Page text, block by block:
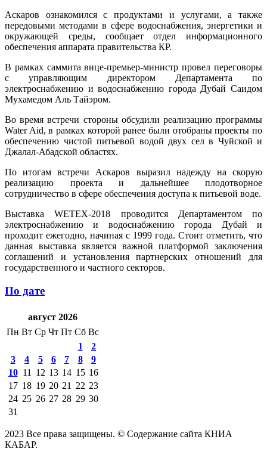
Аскаров ознакомился с продуктами и услугами, а также
передовыми методами в сфере водоснабжения, энергетики и
окружающей среды, сообщает отдел информационного
обеспечения аппарата правительства КР.
В рамках саммита вице-премьер-министр провел переговоры
с управляющим директором Департамента по
электроснабжению и водоснабжению города Дубай Саидом
Мухамедом Аль Тайэром.
Во время встречи стороны обсудили реализацию программы
Water Aid, в рамках которой ранее были отобраны проекты по
обеспечению чистой питьевой водой двух сел в Чуйской и
Джалал-Абадской областях.
По итогам встречи Аскаров выразил надежду на скорую
реализацию проекта и дальнейшее плодотворное
сотрудничество в сфере обеспечения доступа к питьевой воде.
Выставка WETEX-2018 проводится Департаментом по
электроснабжению и водоснабжению города Дубай и
проходит ежегодно, начиная с 1999 года. Стоит отметить, что
данная выставка является важной платформой заключения
соглашений и установления партнерских отношений для
государственного и частного секторов.
По дате
август 2026
Пн Вт Ср Чт Пт Сб Вс
1
2
3
4 5 6 7 8
9
10 11 12 13 14 15 16
17 18 19 20 21 22 23
24 25 26 27 28 29 30
31
2023 Все права защищены. © Содержание сайта КНИА
КАБАР.